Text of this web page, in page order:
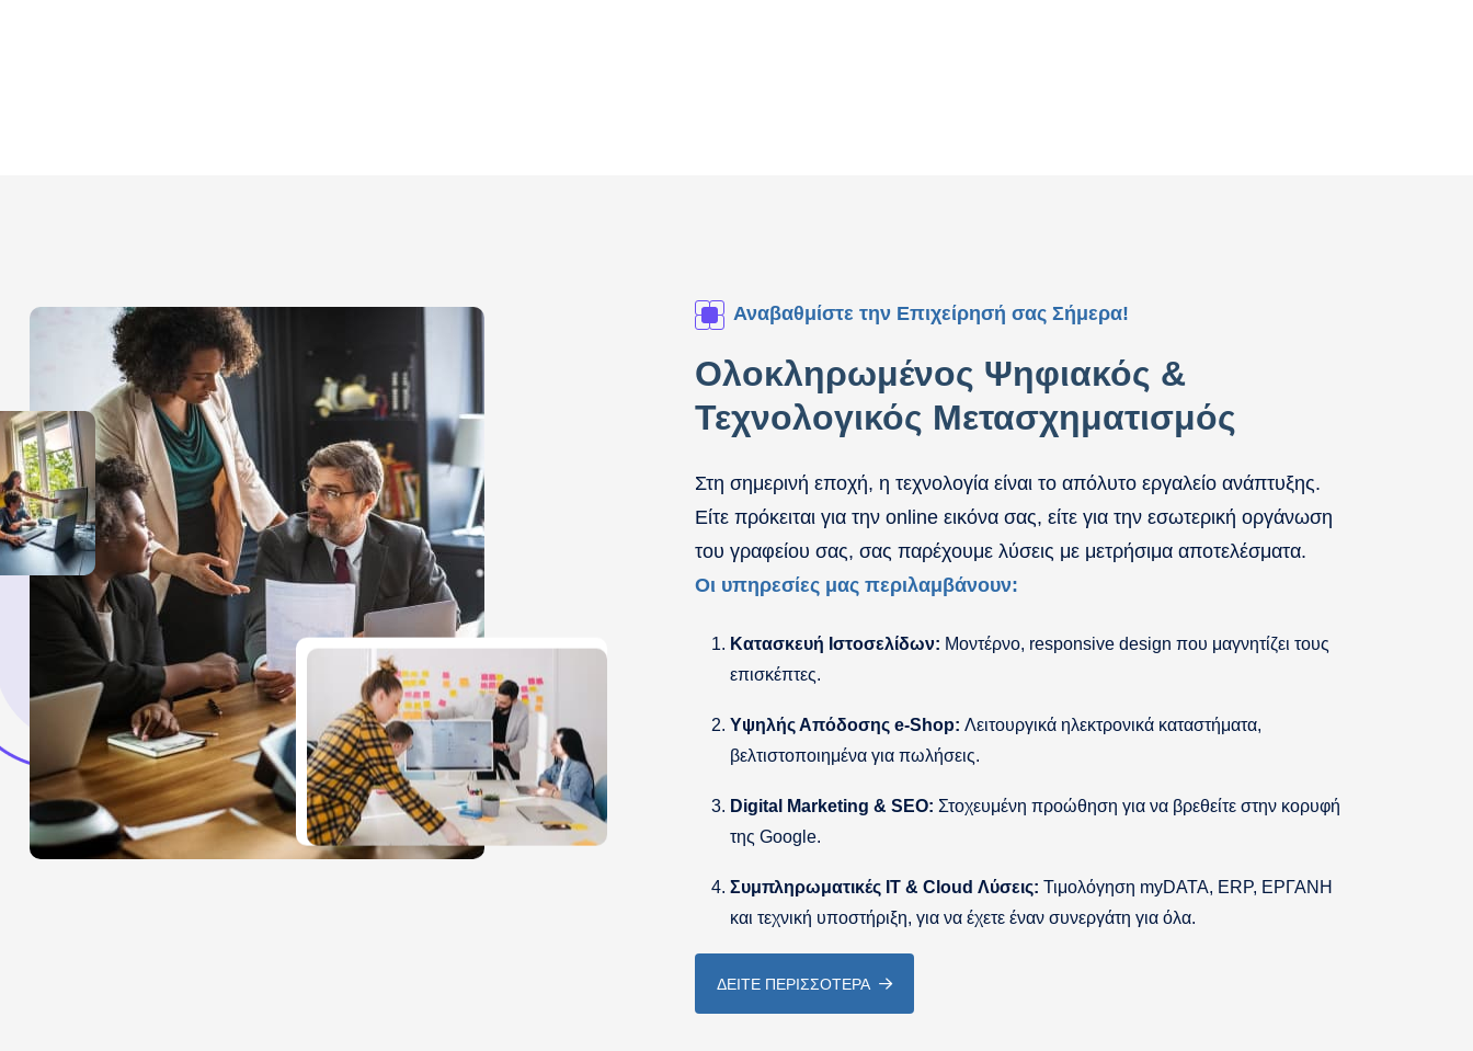
Αναβαθμίστε την Επιχείρησή σας Σήμερα!
Ολοκληρωμένος Ψηφιακός &
Τεχνολογικός Μετασχηματισμός
Στη σημερινή εποχή, η τεχνολογία είναι το απόλυτο εργαλείο ανάπτυξης.
Είτε πρόκειται για την online εικόνα σας, είτε για την εσωτερική οργάνωση
του γραφείου σας, σας παρέχουμε λύσεις με μετρήσιμα αποτελέσματα.
Οι υπηρεσίες μας περιλαμβάνουν:
Κατασκευή Ιστοσελίδων: Μοντέρνο, responsive design που μαγνητίζει τους
επισκέπτες.
Υψηλής Απόδοσης e-Shop: Λειτουργικά ηλεκτρονικά καταστήματα,
βελτιστοποιημένα για πωλήσεις.
Digital Marketing & SEO: Στοχευμένη προώθηση για να βρεθείτε στην κορυφή
της Google.
Συμπληρωματικές IT & Cloud Λύσεις: Τιμολόγηση myDATA, ERP, ΕΡΓΑΝΗ
και τεχνική υποστήριξη, για να έχετε έναν συνεργάτη για όλα.
ΔΕΙΤΕ ΠΕΡΙΣΣΟΤΕΡΑ